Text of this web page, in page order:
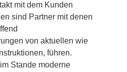
mit dem Kunden
sind Partner mit denen
von aktuellen wie
führen.
Stande moderne